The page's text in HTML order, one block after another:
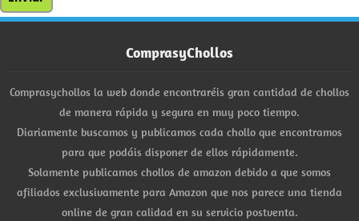
ComprasyChollos
Comprasychollos la web donde encontraréis gran cantidad de chollos
de manera rápida y segura en muy poco tiempo.
Diariamente buscamos y publicamos cada chollo que encontramos
para que podáis disponer de ellos rápidamente.
Solamente publicamos chollos de amazon debido a que somos
afiliados exclusivamente para Amazon que nos parece una tienda
online de gran calidad en su servicio postventa.